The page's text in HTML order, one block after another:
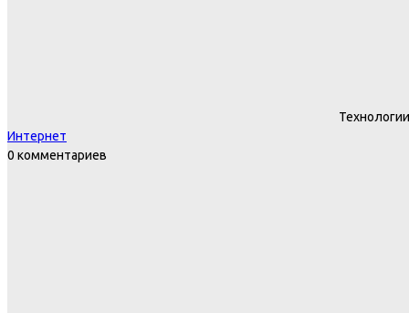
Технологии
Интернет
0 комментариев